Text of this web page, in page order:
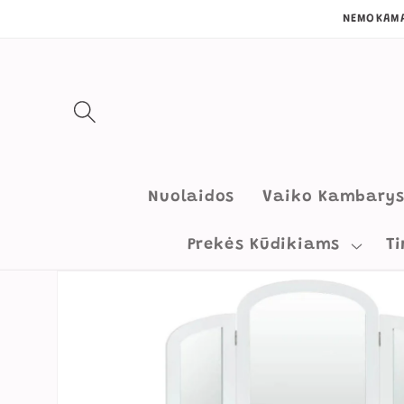
Nuolaidos Vaiko Kambarys
Prekės Kūdikiams